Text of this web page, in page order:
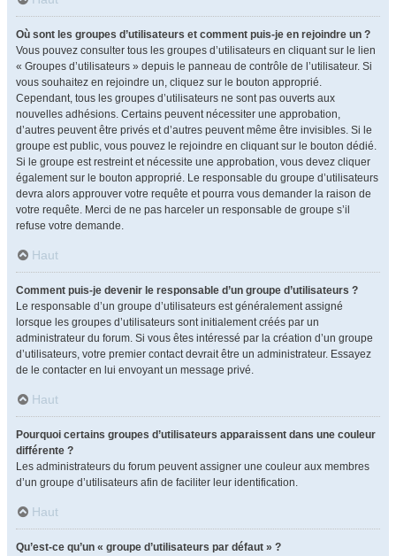
Où sont les groupes d’utilisateurs et comment puis-je en rejoindre un ?
Vous pouvez consulter tous les groupes d’utilisateurs en cliquant sur le lien
« Groupes d’utilisateurs » depuis le panneau de contrôle de l’utilisateur. Si
vous souhaitez en rejoindre un, cliquez sur le bouton approprié.
Cependant, tous les groupes d’utilisateurs ne sont pas ouverts aux
nouvelles adhésions. Certains peuvent nécessiter une approbation,
d’autres peuvent être privés et d’autres peuvent même être invisibles. Si le
groupe est public, vous pouvez le rejoindre en cliquant sur le bouton dédié.
Si le groupe est restreint et nécessite une approbation, vous devez cliquer
également sur le bouton approprié. Le responsable du groupe d’utilisateurs
devra alors approuver votre requête et pourra vous demander la raison de
votre requête. Merci de ne pas harceler un responsable de groupe s’il
refuse votre demande.
Haut
Comment puis-je devenir le responsable d’un groupe d’utilisateurs ?
Le responsable d’un groupe d’utilisateurs est généralement assigné
lorsque les groupes d’utilisateurs sont initialement créés par un
administrateur du forum. Si vous êtes intéressé par la création d’un groupe
d’utilisateurs, votre premier contact devrait être un administrateur. Essayez
de le contacter en lui envoyant un message privé.
Haut
Pourquoi certains groupes d’utilisateurs apparaissent dans une couleur
différente ?
Les administrateurs du forum peuvent assigner une couleur aux membres
d’un groupe d’utilisateurs afin de faciliter leur identification.
Haut
Qu’est-ce qu’un « groupe d’utilisateurs par défaut » ?